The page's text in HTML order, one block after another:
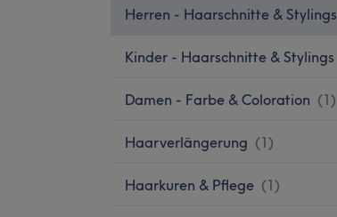
Herren - Haarschnitte & Stylings
Kinder - Haarschnitte & Stylings
Damen - Farbe & Coloration (1)
Haarverlängerung (1)
Haarkuren & Pflege (1)